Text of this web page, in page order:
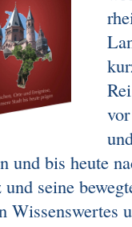
und bis heute
seine
Wissenswertes